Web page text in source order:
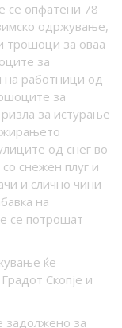
се опфатени 78
одржување,
трошоци за оваа
за
на работници од
за
за истурање
од снег во
со снежен плуг и
и слично чини
на
се потрошат
ќе
Скопје и
задолжено за